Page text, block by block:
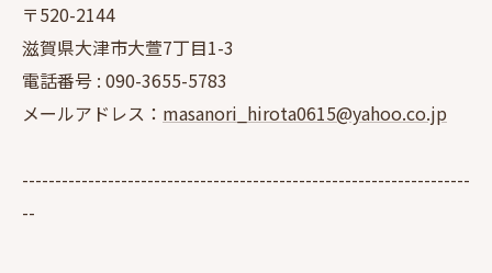
〒520-2144
滋賀県大津市大萱7丁目1-3
電話番号 : 090-3655-5783
メールアドレス： masanori_hirota0615@yahoo.co.jp
--------------------------------------------------------------------
--